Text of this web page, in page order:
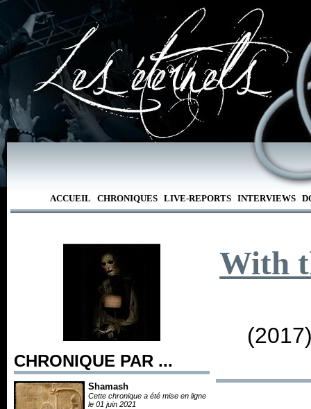
ACCUEIL CHRONIQUES LIVE-REPORTS INTERVIEWS
CHRONIQUE PAR ...
Shamash
Cette chronique a été mise en ligne
le 01 juin 2021
With